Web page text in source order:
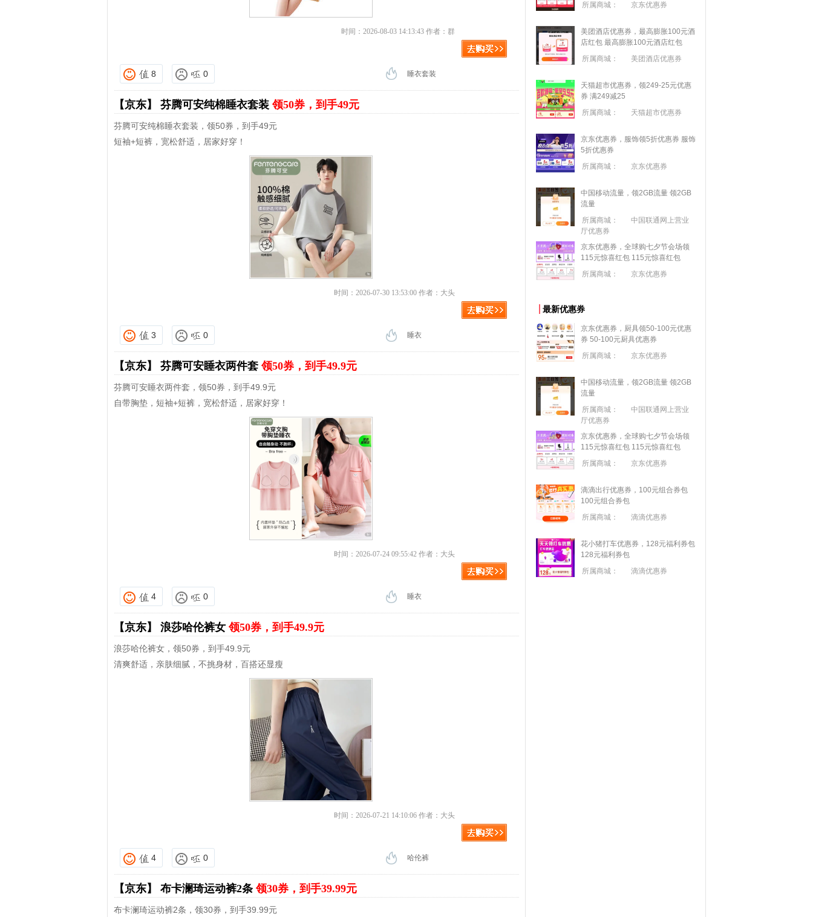
时间：2026-08-03 14:13:43 作者：群
8 0 睡衣套装
【京东】 芬腾可安纯棉睡衣套装领50券，到手49元
芬腾可安纯棉睡衣套装，领50券，到手49元
短袖+短裤，宽松舒适，居家好穿！
时间：2026-07-30 13:53:00 作者：大头
3 0 睡衣
【京东】 芬腾可安睡衣两件套领50券，到手49.9元
芬腾可安睡衣两件套，领50券，到手49.9元
自带胸垫，短袖+短裤，宽松舒适，居家好穿！
时间：2026-07-24 09:55:42 作者：大头
4 0 睡衣
【京东】 浪莎哈伦裤女领50券，到手49.9元
浪莎哈伦裤女，领50券，到手49.9元
清爽舒适，亲肤细腻，不挑身材，百搭还显瘦
时间：2026-07-21 14:10:06 作者：大头
4 0 哈伦裤
【京东】 布卡澜琦运动裤2条领30券，到手39.99元
布卡澜琦运动裤2条，领30券，到手39.99元
所属商城：
京东优惠券
美团酒店优惠券，最高膨胀100元酒
店红包 最高膨胀100元酒店红包
所属商城：
美团酒店优惠券
天猫超市优惠券，领249-25元优惠
券 满249减25
所属商城：
天猫超市优惠券
京东优惠券，服饰领5折优惠券 服饰
5折优惠券
所属商城：
京东优惠券
中国移动流量，领2GB流量 领2GB
流量
所属商城：
中国联通网上营业
厅优惠券
京东优惠券，全球购七夕节会场领
115元惊喜红包 115元惊喜红包
所属商城：
京东优惠券
最新优惠券
京东优惠券，厨具领50-100元优惠
券 50-100元厨具优惠券
所属商城：
京东优惠券
中国移动流量，领2GB流量 领2GB
流量
所属商城：
中国联通网上营业
厅优惠券
京东优惠券，全球购七夕节会场领
115元惊喜红包 115元惊喜红包
所属商城：
京东优惠券
滴滴出行优惠券，100元组合券包
100元组合券包
所属商城：
滴滴优惠券
花小猪打车优惠券，128元福利券包
128元福利券包
所属商城：
滴滴优惠券